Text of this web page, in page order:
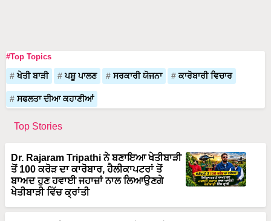
#Top Topics
ਖੇਤੀ ਬਾੜੀ ਪਸ਼ੂ ਪਾਲਣ ਸਰਕਾਰੀ ਯੋਜਨਾ ਕਾਰੋਬਾਰੀ ਵਿਚਾਰ
ਸਫਲਤਾ ਦੀਆ ਕਹਾਣੀਆਂ
Top Stories
Dr. Rajaram Tripathi ਨੇ ਬਣਾਇਆ ਖੇਤੀਬਾੜੀ
ਤੋਂ 100 ਕਰੋੜ ਦਾ ਕਾਰੋਬਾਰ, ਹੈਲੀਕਾਪਟਰਾਂ ਤੋਂ
ਬਾਅਦ ਹੁਣ ਹਵਾਈ ਜਹਾਜ਼ਾਂ ਨਾਲ ਲਿਆਉਣਗੇ
ਖੇਤੀਬਾੜੀ ਵਿੱਚ ਕ੍ਰਾਂਤੀ